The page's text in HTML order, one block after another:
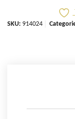
SKU: 914024